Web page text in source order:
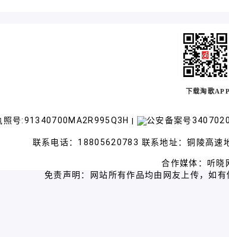
下载淘歌APP
照号:91340700MA2R995Q3H | 公安备案号
联系电话：18805620783 联系地址：铜陵高速
合作媒体： 听晓
免责声明：网站所有作品均由网友上传，如